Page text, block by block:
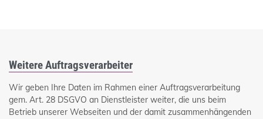
Weitere Auftragsverarbeiter
Wir geben Ihre Daten im Rahmen einer Auftragsverarbeitung
gem. Art. 28 DSGVO an Dienstleister weiter, die uns beim
Betrieb unserer Webseiten und der damit zusammenhängenden